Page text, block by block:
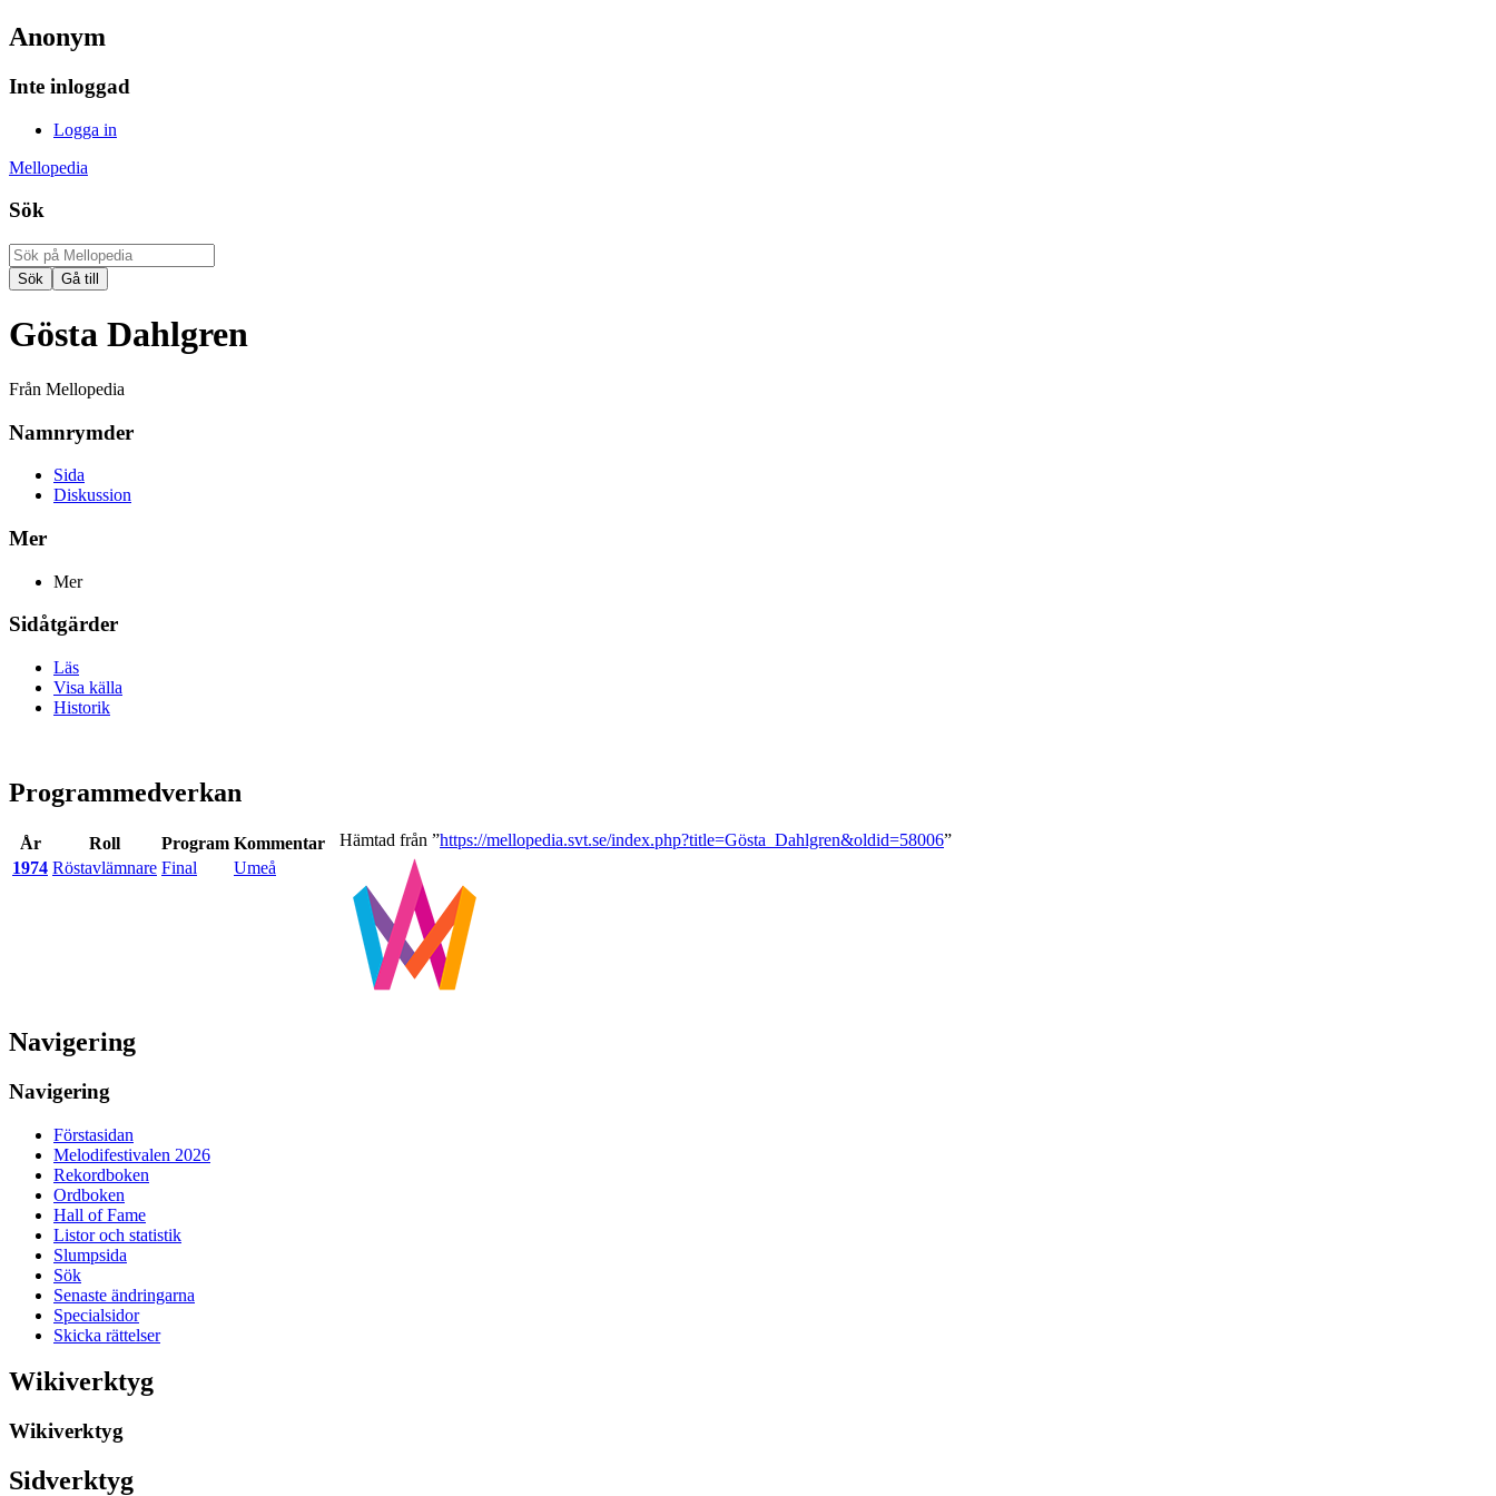
Anonym
Inte inloggad
Logga in
Mellopedia
Sök
Gösta Dahlgren
Från Mellopedia
Namnrymder
Sida
Diskussion
Mer
Mer
Sidåtgärder
Läs
Visa källa
Historik
Programmedverkan
År Roll Program Kommentar
1974 Röstavlämnare Final Umeå
Hämtad från ”https://mellopedia.svt.se/index.php?title=Gösta_Dahlgren&oldid=58006”
Navigering
Navigering
Förstasidan
Melodifestivalen 2026
Rekordboken
Ordboken
Hall of Fame
Listor och statistik
Slumpsida
Sök
Senaste ändringarna
Specialsidor
Skicka rättelser
Wikiverktyg
Wikiverktyg
Sidverktyg